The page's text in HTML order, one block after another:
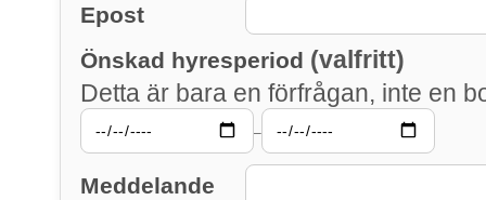
Epost
Önskad hyresperiod (valfritt)
Detta är bara en förfrågan, inte en
–
Meddelande